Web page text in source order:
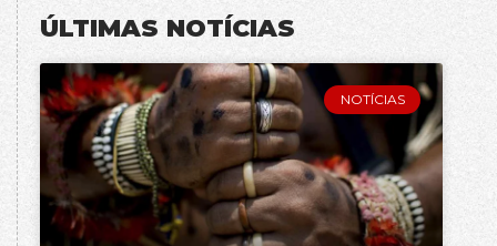
ÚLTIMAS NOTÍCIAS
NOTÍCIAS